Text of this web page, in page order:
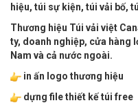
hiệu, túi sự kiện, túi vải bố,
Thương hiệu Túi vải việt
ty, doanh nghiệp, cửa hàng
Nam và cả nước ngoài.
in ấn logo thương hiệu
dựng file thiết kế túi free